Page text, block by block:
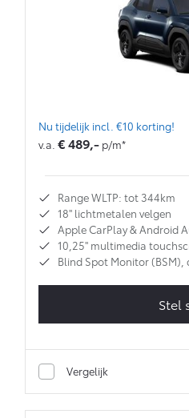
Nu tijdelijk incl. €10 korting!
v.a. € 489,- p/m*
Range WLTP: tot 344km
18'' lichtmetalen velgen
Apple CarPlay & Android
10,25'' multimedia
Blind Spot Monitor
Stel
Vergelijk